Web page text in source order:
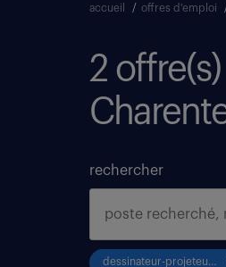
accueil / offres d'emploi
2
rechercher
dessinateur-projeteur mecanique